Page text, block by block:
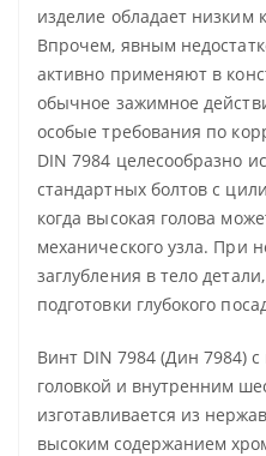
изделие обладает
Впрочем, явным
активно применяют в
обычное зажимное
особые требования по
DIN 7984 целесообразно
стандартных болтов с
когда высокая голова
механического узла. При
заглубления в тело
подготовки глубокого
Винт DIN 7984 (Дин 7984)
головкой и внутренним
изготавливается из
высоким содержанием